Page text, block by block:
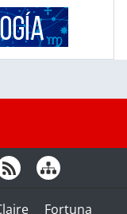
Fortuna